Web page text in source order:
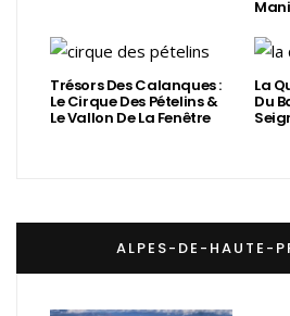
Trésors Des Calanques :
Le Cirque Des Pételins &
Le Vallon De La Fenêtre
La
Du
ALPES-DE-HAUTE-